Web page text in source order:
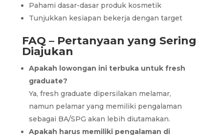
Pahami dasar-dasar produk kosmetik
Tunjukkan kesiapan bekerja dengan target
FAQ – Pertanyaan yang Sering
Diajukan
Apakah lowongan ini terbuka untuk fresh
graduate?
Ya, fresh graduate dipersilakan melamar,
namun pelamar yang memiliki pengalaman
sebagai BA/SPG akan lebih diutamakan.
Apakah harus memiliki pengalaman di